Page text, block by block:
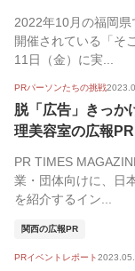
2022年10月の福岡
開催されている「そ
11日（金）に実...
PRパーソンたちの挑戦
脱「広告」きっか
理美容室の広報
PR TIMES
業・団体向けに、日
を紹介するイン...
関西の広報PR
PRイベントレポート